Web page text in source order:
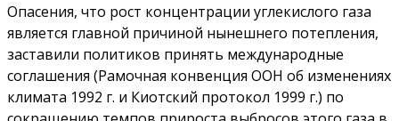
Опасения, что рост концентрации углекислого газа
является главной причиной нынешнего потепления,
заставили политиков принять международные
соглашения (Рамочная конвенция ООН об изменениях
климата 1992 г. и Киотский протокол 1999 г.) по